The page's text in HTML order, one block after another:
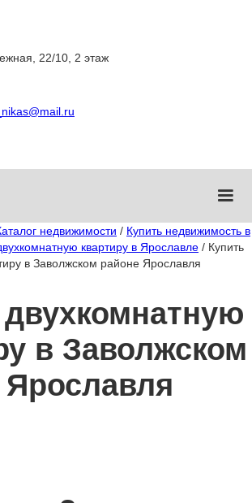
22/10, 2 этаж
недвижимости / Купить недвижимость в
квартиру в Ярославле / Купить
в Заволжском районе Ярославля
в Заволжском